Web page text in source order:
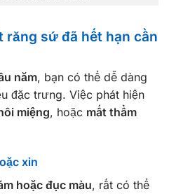
răng sứ đã hết hạn cần
năm, bạn có thể dễ dàng
đặc trưng. Việc phát hiện
miệng, hoặc mất thẩm
xỉn
hoặc đục màu, rất có thể